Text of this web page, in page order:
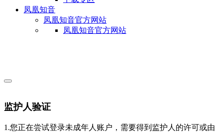
凤凰知音
凤凰知音官方网站
凤凰知音官方网站
监护人验证
1.您正在尝试登录未成年人账户，需要得到监护人的许可或由